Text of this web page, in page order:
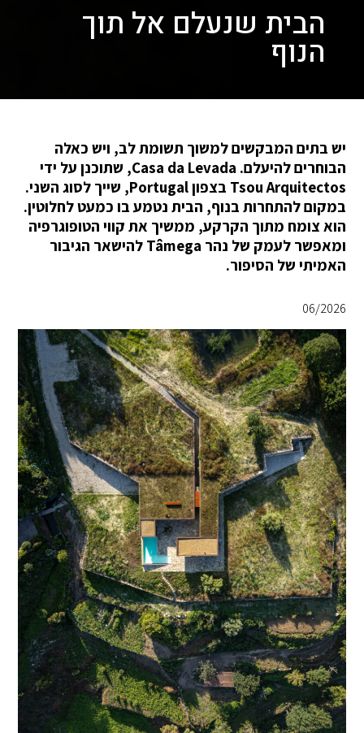
הבית שנעלם אל תוך
הנוף
יש בתים המבקשים למשוך תשומת לב, ויש כאלה
הבוחרים להיעלם. Casa da Levada, שתוכנן על ידי
Tsou Arquitectos בצפון Portugal, שייך לסוג השני.
במקום להתחרות בנוף, הבית נטמע בו כמעט לחלוטין.
הוא צומח מתוך הקרקע, ממשיך את קווי הטופוגרפיה
ומאפשר לעמק של נהר Tâmega להישאר הגיבור
האמיתי של הסיפור.
06/2026